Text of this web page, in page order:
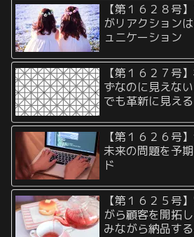
【第１６２８号
がリアクション
ュニケーション
【第１６２７号
ずなのに見えな
でも革新に見える
【第１６２６号
未来の問題を予
ド
【第１６２５号
がら顧客を開拓
みながら納品す